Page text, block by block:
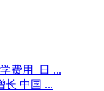
费用_日 ...
长 中国 ...